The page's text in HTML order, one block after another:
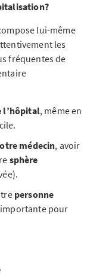
lui-même
les
fréquentes de
l’hôpital, même en
médecin, avoir
sphère
personne
pour